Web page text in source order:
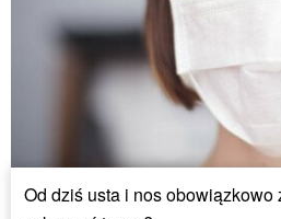
Od dziś usta i nos obowiązkowo